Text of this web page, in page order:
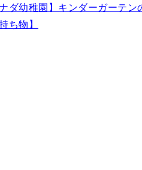
ダ幼稚園】キンダーガーテ
ち物】